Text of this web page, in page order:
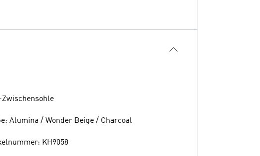
Zwischensohle
Alumina / Wonder Beige / Charcoal
KH9058